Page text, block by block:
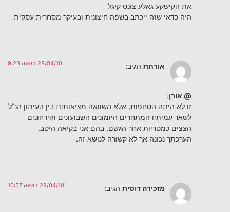
את הקישקע גאלע צונט קיגל
היה כדאי שזה ייכתב בשפה חיצונית ובעיקר מסחרית עסקית
אורחת הגיב: 28/04/10 בשעה 9:23
@ אורן:
זו לא היתה הסחפות, אלא השוואה מציאותית בין העיתון הנ”ל
לשאר עמיתיו המתחרים היומונים השבועונים והירחונים
הצצים כמטריות אחר הגשם, בהם אני בקיאה היטב.
הערכתך נכונה אך לא קשורה לנושא זה.
מזכירה דוסית הגיב: 28/04/10 בשעה 10:57